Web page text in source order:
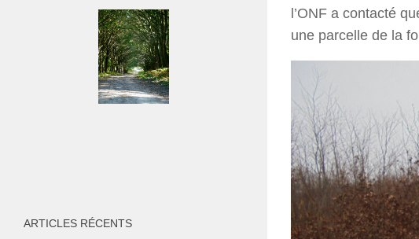
l’ONF a contacté
une parcelle de la
ARTICLES RÉCENTS